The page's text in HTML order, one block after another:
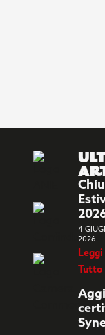
4
2026
Leggi
Tutto